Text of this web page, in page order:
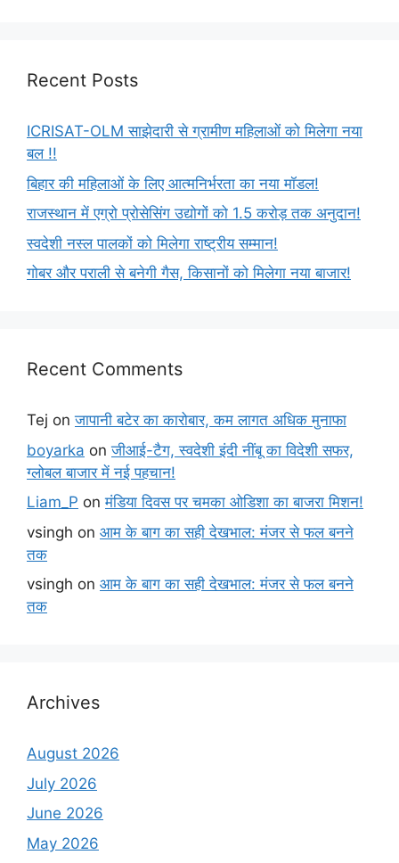
Recent Posts
ICRISAT-OLM साझेदारी से ग्रामीण महिलाओं को मिलेगा नया
बल !!
बिहार की महिलाओं के लिए आत्मनिर्भरता का नया मॉडल!
राजस्थान में एग्रो प्रोसेसिंग उद्योगों को 1.5 करोड़ तक अनुदान!
स्वदेशी नस्ल पालकों को मिलेगा राष्ट्रीय सम्मान!
गोबर और पराली से बनेगी गैस, किसानों को मिलेगा नया बाजार!
Recent Comments
Tej onजापानी बटेर का कारोबार, कम लागत अधिक मुनाफा
boyarka onजीआई-टैग, स्वदेशी इंदी नींबू का विदेशी सफर,
ग्लोबल बाजार में नई पहचान!
Liam_P onमंडिया दिवस पर चमका ओडिशा का बाजरा मिशन!
vsingh on आम के बाग का सही देखभाल: मंजर से फल बनने
तक
vsingh on आम के बाग का सही देखभाल: मंजर से फल बनने
तक
Archives
August 2026
July 2026
June 2026
May 2026